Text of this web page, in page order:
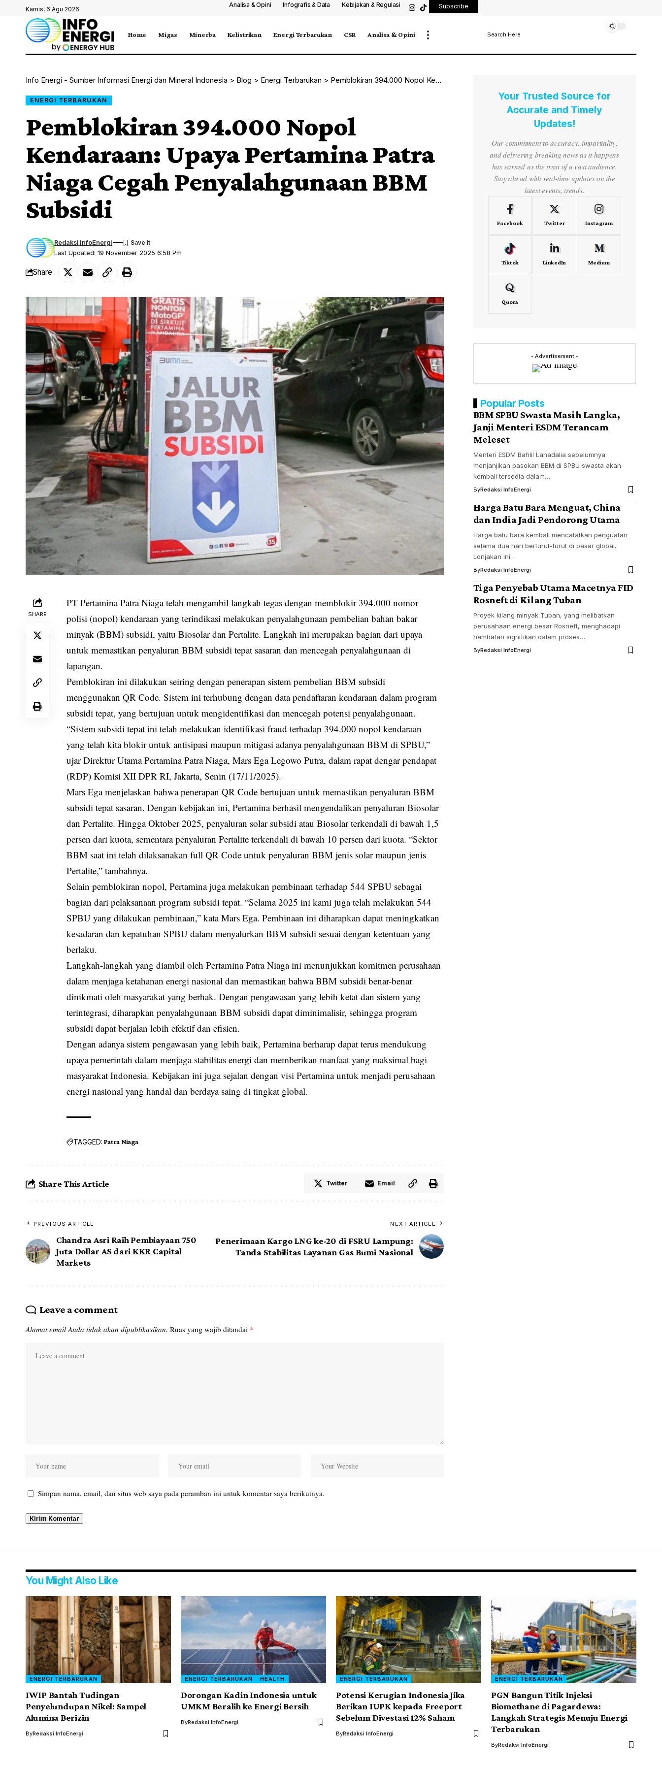
Kamis, 6 Agu 2026
Analisa & Opini Infografis & Data Kebijakan & Regulasi Subscribe
Home Migas Minerba Kelistrikan Energi Terbarukan CSR Analisa & Opini Search Here
Info Energi - Sumber Informasi Energi dan Mineral Indonesia > Blog > Energi Terbarukan > Pemblokiran 394.000 Nopol Kendaraan: Upaya Pertamina Patra Niaga Cegah Penyalahgunaan BBM Subsidi
ENERGI TERBARUKAN
Pemblokiran 394.000 Nopol
Kendaraan: Upaya Pertamina Patra
Niaga Cegah Penyalahgunaan BBM
Subsidi
Last Updated: 19 November 2025 6:58 Pm
Redaksi InfoEnergi
Share
SHARE
PT Pertamina Patra Niaga telah mengambil langkah tegas dengan memblokir 394.000 nomor
polisi (nopol) kendaraan yang terindikasi melakukan penyalahgunaan pembelian bahan bakar
minyak (BBM) subsidi, yaitu Biosolar dan Pertalite. Langkah ini merupakan bagian dari upaya
untuk memastikan penyaluran BBM subsidi tepat sasaran dan mencegah penyalahgunaan di
lapangan.
Pemblokiran ini dilakukan seiring dengan penerapan sistem pembelian BBM subsidi
menggunakan QR Code. Sistem ini terhubung dengan data pendaftaran kendaraan dalam program
subsidi tepat, yang bertujuan untuk mengidentifikasi dan mencegah potensi penyalahgunaan.
“Sistem subsidi tepat ini telah melakukan identifikasi fraud terhadap 394.000 nopol kendaraan
yang telah kita blokir untuk antisipasi maupun mitigasi adanya penyalahgunaan BBM di SPBU,”
ujar Direktur Utama Pertamina Patra Niaga, Mars Ega Legowo Putra, dalam rapat dengar pendapat
(RDP) Komisi XII DPR RI, Jakarta, Senin (17/11/2025).
Mars Ega menjelaskan bahwa penerapan QR Code bertujuan untuk memastikan penyaluran BBM
subsidi tepat sasaran. Dengan kebijakan ini, Pertamina berhasil mengendalikan penyaluran Biosolar
dan Pertalite. Hingga Oktober 2025, penyaluran solar subsidi atau Biosolar terkendali di bawah 1,5
persen dari kuota, sementara penyaluran Pertalite terkendali di bawah 10 persen dari kuota. “Sektor
BBM saat ini telah dilaksanakan full QR Code untuk penyaluran BBM jenis solar maupun jenis
Pertalite,” tambahnya.
Selain pemblokiran nopol, Pertamina juga melakukan pembinaan terhadap 544 SPBU sebagai
bagian dari pelaksanaan program subsidi tepat. “Selama 2025 ini kami juga telah melakukan 544
SPBU yang dilakukan pembinaan,” kata Mars Ega. Pembinaan ini diharapkan dapat meningkatkan
kesadaran dan kepatuhan SPBU dalam menyalurkan BBM subsidi sesuai dengan ketentuan yang
berlaku.
Langkah-langkah yang diambil oleh Pertamina Patra Niaga ini menunjukkan komitmen perusahaan
dalam menjaga ketahanan energi nasional dan memastikan bahwa BBM subsidi benar-benar
dinikmati oleh masyarakat yang berhak. Dengan pengawasan yang lebih ketat dan sistem yang
terintegrasi, diharapkan penyalahgunaan BBM subsidi dapat diminimalisir, sehingga program
subsidi dapat berjalan lebih efektif dan efisien.
Dengan adanya sistem pengawasan yang lebih baik, Pertamina berharap dapat terus mendukung
upaya pemerintah dalam menjaga stabilitas energi dan memberikan manfaat yang maksimal bagi
masyarakat Indonesia. Kebijakan ini juga sejalan dengan visi Pertamina untuk menjadi perusahaan
energi nasional yang handal dan berdaya saing di tingkat global.
TAGGED: Patra Niaga
Share This Article Twitter Email
PREVIOUS ARTICLE
Chandra Asri Raih Pembiayaan 750
Juta Dollar AS dari KKR Capital
Markets
NEXT ARTICLE
Penerimaan Kargo LNG ke-20 di FSRU Lampung:
Tanda Stabilitas Layanan Gas Bumi Nasional
Leave a comment
Alamat email Anda tidak akan dipublikasikan. Ruas yang wajib ditandai *
Simpan nama, email, dan situs web saya pada peramban ini untuk komentar saya berikutnya.
Your Trusted Source for
Accurate and Timely
Updates!
Our commitment to accuracy, impartiality,
and delivering breaking news as it happens
has earned us the trust of a vast audience.
Stay ahead with real-time updates on the
latest events, trends.
Facebook Twitter Instagram
Tiktok LinkedIn Medium
Quora
- Advertisement -
Popular Posts
BBM SPBU Swasta Masih Langka,
Janji Menteri ESDM Terancam
Meleset
Menteri ESDM Bahlil Lahadalia sebelumnya
menjanjikan pasokan BBM di SPBU swasta akan
kembali tersedia dalam…
ByRedaksi InfoEnergi
Harga Batu Bara Menguat, China
dan India Jadi Pendorong Utama
Harga batu bara kembali mencatatkan penguatan
selama dua hari berturut-turut di pasar global.
Lonjakan ini…
ByRedaksi InfoEnergi
Tiga Penyebab Utama Macetnya FID
Rosneft di Kilang Tuban
Proyek kilang minyak Tuban, yang melibatkan
perusahaan energi besar Rosneft, menghadapi
hambatan signifikan dalam proses…
ByRedaksi InfoEnergi
You Might Also Like
ENERGI TERBARUKAN
IWIP Bantah Tudingan
Penyelundupan Nikel: Sampel
Alumina Berizin
ByRedaksi InfoEnergi
ENERGI TERBARUKAN HEALTH
Dorongan Kadin Indonesia untuk
UMKM Beralih ke Energi Bersih
ByRedaksi InfoEnergi
ENERGI TERBARUKAN
Potensi Kerugian Indonesia Jika
Berikan IUPK kepada Freeport
Sebelum Divestasi 12% Saham
ByRedaksi InfoEnergi
ENERGI TERBARUKAN
PGN Bangun Titik Injeksi
Biomethane di Pagardewa:
Langkah Strategis Menuju Energi
Terbarukan
ByRedaksi InfoEnergi